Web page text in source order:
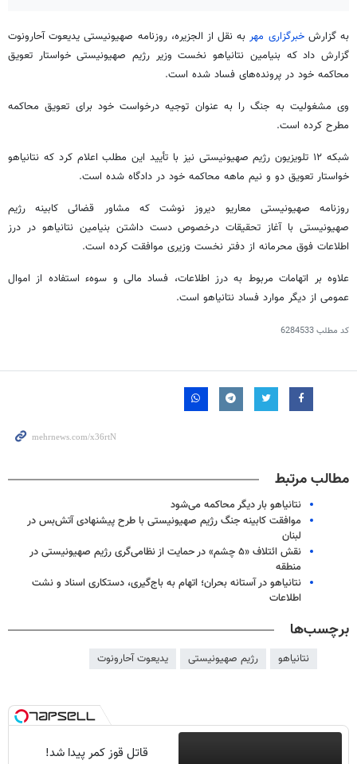
به گزارشخبرگزاری مهر به نقل از الجزیره، روزنامه صهیونیستی یدیعوت آحارونوت
گزارش داد که بنیامین نتانیاهو نخست وزیر رژیم صهیونیستی خواستار تعویق
محاکمه خود در پرونده‌های فساد شده است.
وی مشغولیت به جنگ را به عنوان توجیه درخواست خود برای تعویق محاکمه
مطرح کرده است.
شبکه ۱۲ تلویزیون رژیم صهیونیستی نیز با تأیید این مطلب اعلام کرد که نتانیاهو
خواستار تعویق دو و نیم ماهه محاکمه خود در دادگاه شده است.
روزنامه صهیونیستی معاریو دیروز نوشت که مشاور قضائی کابینه رژیم
صهیونیستی با آغاز تحقیقات درخصوص دست داشتن بنیامین نتانیاهو در درز
اطلاعات فوق محرمانه از دفتر نخست وزیری موافقت کرده است.
علاوه بر اتهامات مربوط به درز اطلاعات، فساد مالی و سوهء استفاده از اموال
عمومی از دیگر موارد فساد نتانیاهو است.
کد مطلب6284533
مطالب مرتبط
نتانیاهو بار دیگر محاکمه می‌شود
موافقت کابینه جنگ رژیم صهیونیستی با طرح پیشنهادی آتش‌بس در
لبنان
نقش ائتلاف «۵ چشم» در حمایت از نظامی‌گری رژیم صهیونیستی در
منطقه
نتانیاهو در آستانه بحران؛ اتهام به باج‌گیری، دستکاری اسناد و نشت
اطلاعات
برچسب‌ها
نتانیاهو رژیم صهیونیستی یدیعوت آحارونوت
قاتل قوز کمر پیدا شد!